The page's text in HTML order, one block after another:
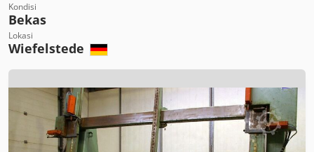
Kondisi
Bekas
Lokasi
Wiefelstede